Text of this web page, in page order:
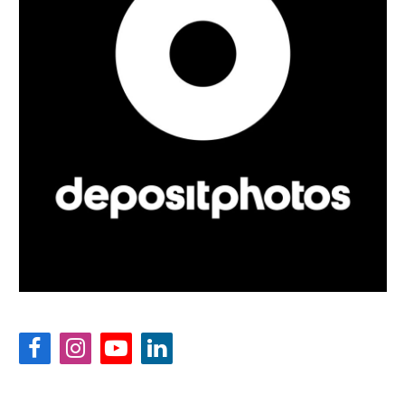
FacebookInstagramYouTubeLinkedIn